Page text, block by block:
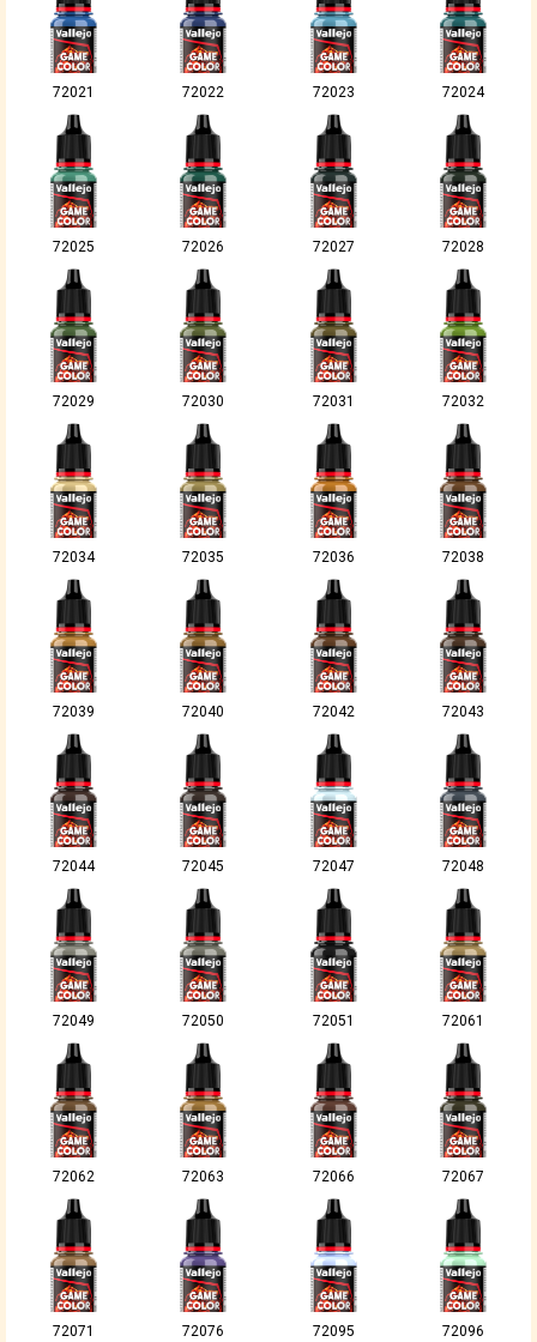
72021 72022 72023 72024
72025 72026 72027 72028
72029 72030 72031 72032
72034 72035 72036 72038
72039 72040 72042 72043
72044 72045 72047 72048
72049 72050 72051 72061
72062 72063 72066 72067
72071 72076 72095 72096